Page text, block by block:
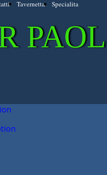
Tavernetta Specialita